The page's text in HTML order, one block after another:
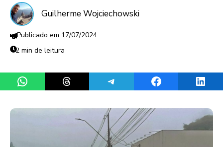
Guilherme Wojciechowski
17/07/2024
2 min de leitura
Share on WhatsAppShare on ThreadsShare on TelegramShare on Facebook